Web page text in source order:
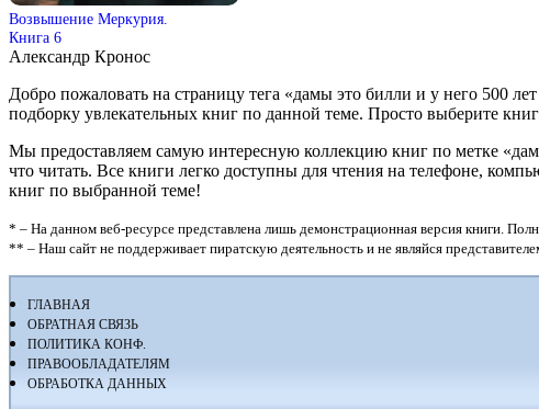
Возвышение Меркурия.
Книга 6
Александр Кронос
Добро пожаловать на страницу тега «дамы это билли и у него 500
подборку увлекательных книг по данной теме. Просто выберите
Мы предоставляем самую интересную коллекцию книг по метке
что читать. Все книги легко доступны для чтения на телефоне,
книг по выбранной теме!
* – На данном веб-ресурсе представлена лишь демонстрационная версия книги.
** – Наш сайт не поддерживает пиратскую деятельность и не являйся
ГЛАВНАЯ
ОБРАТНАЯ СВЯЗЬ
ПОЛИТИКА КОНФ.
ПРАВООБЛАДАТЕЛЯМ
ОБРАБОТКА ДАННЫХ